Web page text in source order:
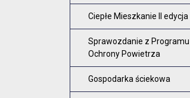
Ciepłe Mieszkanie II edycja
Sprawozdanie z Programu
Ochrony Powietrza
Gospodarka ściekowa